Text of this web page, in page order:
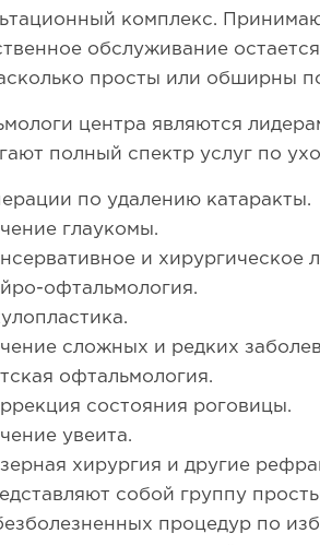
комплекс.
обслуживание
просты или обширны
центра являются
полный спектр услуг по
по удалению катаракты.
глаукомы.
и хирургическое
офтальмология.
сложных и редких
офтальмология.
состояния роговицы.
увеита.
хирургия и другие
собой группу
процедур по